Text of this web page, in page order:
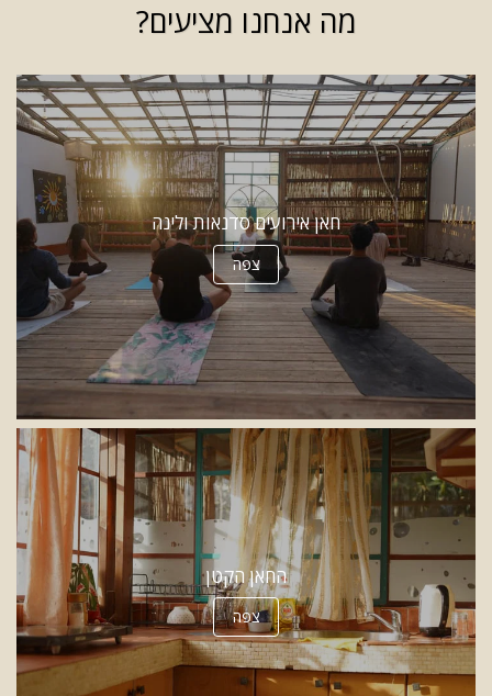
מה אנחנו מציעים?
חאן אירועים סדנאות ולינה
צפה
החאן הקטן
צפה